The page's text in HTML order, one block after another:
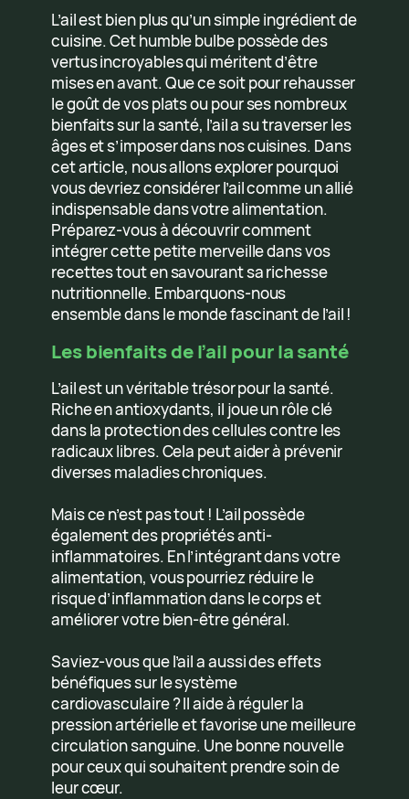
L’ail est bien plus qu’un simple ingrédient de
cuisine. Cet humble bulbe possède des
vertus incroyables qui méritent d’être
mises en avant. Que ce soit pour rehausser
le goût de vos plats ou pour ses nombreux
bienfaits sur la santé, l’ail a su traverser les
âges et s’imposer dans nos cuisines. Dans
cet article, nous allons explorer pourquoi
vous devriez considérer l’ail comme un allié
indispensable dans votre alimentation.
Préparez-vous à découvrir comment
intégrer cette petite merveille dans vos
recettes tout en savourant sa richesse
nutritionnelle. Embarquons-nous
ensemble dans le monde fascinant de l’ail !
Les bienfaits de l’ail pour la santé
L’ail est un véritable trésor pour la santé.
Riche en antioxydants, il joue un rôle clé
dans la protection des cellules contre les
radicaux libres. Cela peut aider à prévenir
diverses maladies chroniques.
Mais ce n’est pas tout ! L’ail possède
également des propriétés anti-
inflammatoires. En l’intégrant dans votre
alimentation, vous pourriez réduire le
risque d’inflammation dans le corps et
améliorer votre bien-être général.
Saviez-vous que l’ail a aussi des effets
bénéfiques sur le système
cardiovasculaire ? Il aide à réguler la
pression artérielle et favorise une meilleure
circulation sanguine. Une bonne nouvelle
pour ceux qui souhaitent prendre soin de
leur cœur.